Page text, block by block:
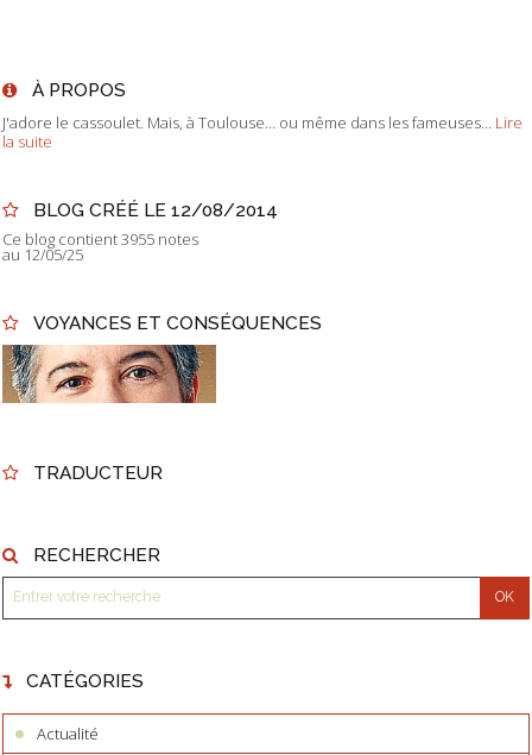
À PROPOS
J'adore le cassoulet. Mais, à Toulouse... ou même dans les fameuses...
Lire
la suite
BLOG CRÉÉ LE 12/08/2014
Ce blog contient 3955 notes
au 12/05/25
VOYANCES ET CONSÉQUENCES
TRADUCTEUR
RECHERCHER
CATÉGORIES
Actualité